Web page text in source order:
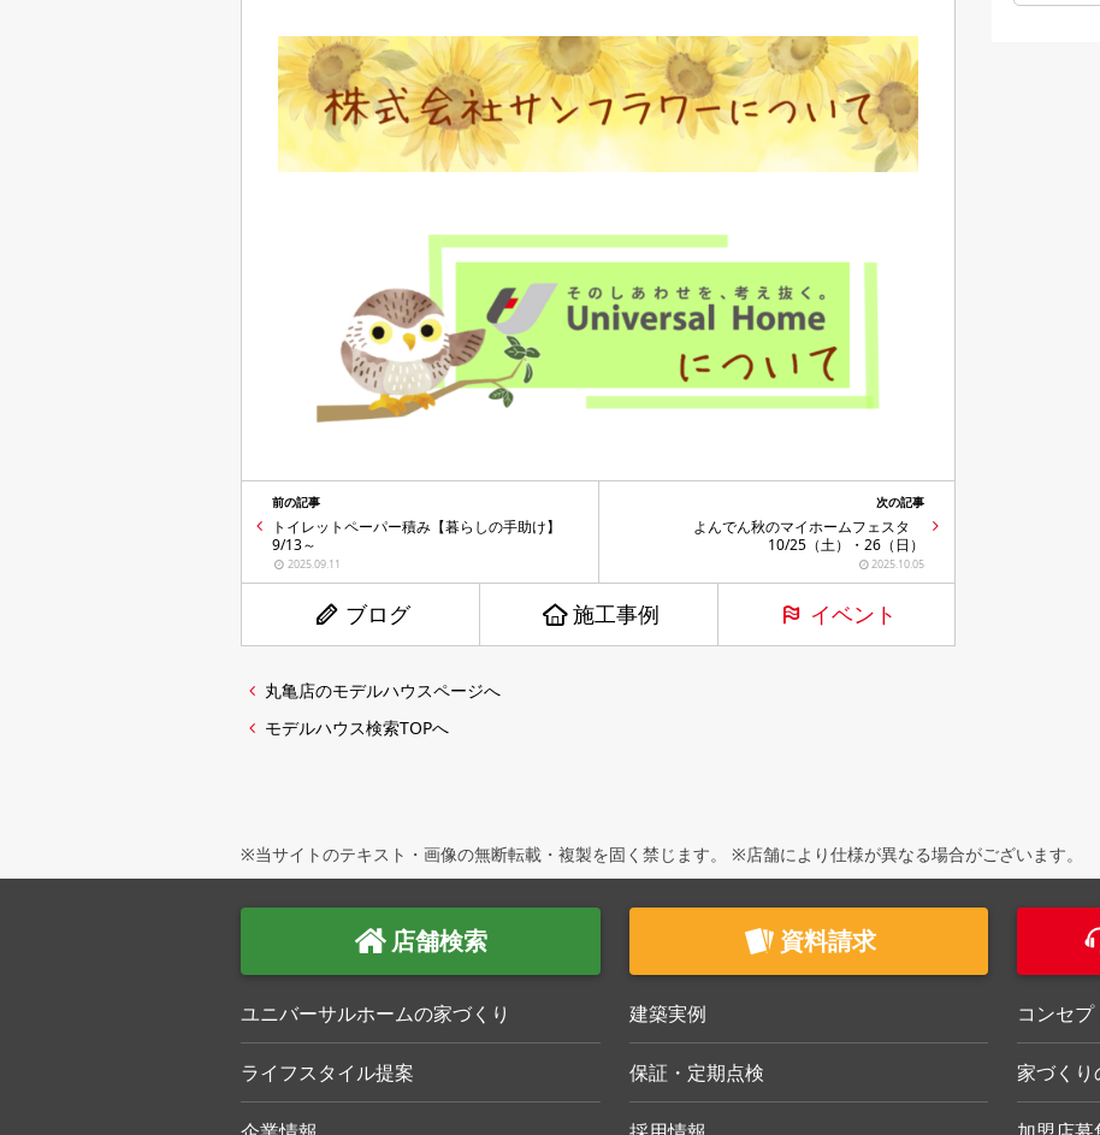
前の記事
トイレットペーパー積み【暮らしの手助け】
9/13～
2025.09.11
次の記事
よんでん秋のマイホームフェスタ
10/25（土）・26（日）
2025.10.05
ブログ 施工事例 イベント
丸亀店のモデルハウスページへ
モデルハウス検索TOPへ
※当サイトのテキスト・画像の無断転載・複製を固く禁じます。 ※店舗により仕様が異なる場合がございます。
店舗検索 資料請求
ユニバーサルホームの家づくり 建築実例 コンセ
ライフスタイル提案 保証・定期点検 家づく